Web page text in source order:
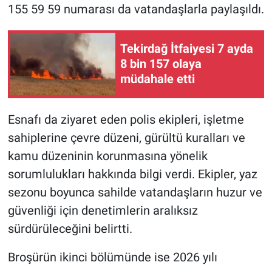
155 59 59 numarası da vatandaşlarla paylaşıldı.
Tekirdağ İtfaiyesi 7 ayda
8 bin 157 olaya
müdahale etti
Esnafı da ziyaret eden polis ekipleri, işletme
sahiplerine çevre düzeni, gürültü kuralları ve
kamu düzeninin korunmasına yönelik
sorumlulukları hakkında bilgi verdi. Ekipler, yaz
sezonu boyunca sahilde vatandaşların huzur ve
güvenliği için denetimlerin aralıksız
sürdürüleceğini belirtti.
Broşürün ikinci bölümünde ise 2026 yılı